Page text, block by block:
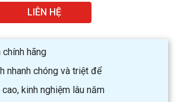
LIÊN HỆ
chính hãng
nhanh chóng và triệt để
kinh nghiệm lâu năm